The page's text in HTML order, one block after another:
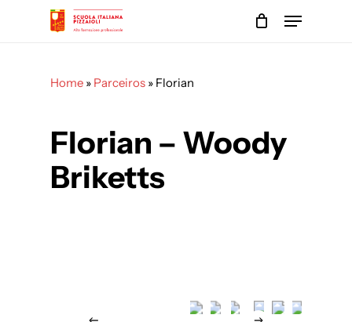
Menu
Home » Parceiros » Florian
Florian – Woody
Briketts